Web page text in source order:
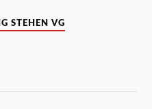
STEHEN VG